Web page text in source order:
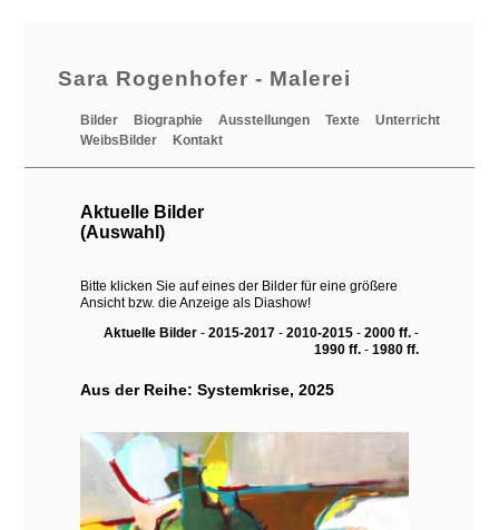
Sara Rogenhofer - Malerei
Bilder Biographie Ausstellungen Texte
Unterricht
WeibsBilder
Kontakt
Aktuelle Bilder
(Auswahl)
Bitte klicken Sie auf eines der Bilder für eine größere
Ansicht bzw. die Anzeige als Diashow!
Aktuelle Bilder- 2015-2017- 2010-2015- 2000 ff.-
1990 ff.- 1980 ff.
Aus der Reihe: Systemkrise, 2025